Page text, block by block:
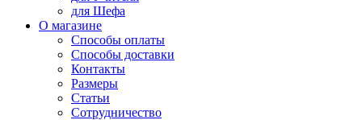
для Шефа
О магазине
Способы оплаты
Способы доставки
Контакты
Размеры
Статьи
Сотрудничество